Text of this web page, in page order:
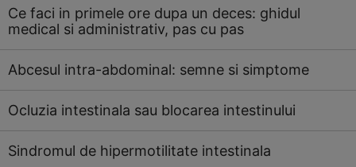
Ce faci in primele ore dupa un deces: ghidul
medical si administrativ, pas cu pas
Abcesul intra-abdominal: semne si simptome
Ocluzia intestinala sau blocarea intestinului
Sindromul de hipermotilitate intestinala